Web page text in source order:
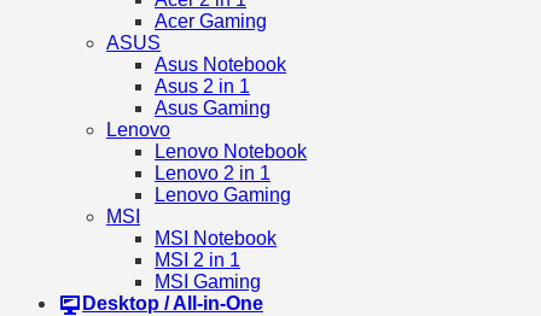
Acer Gaming
ASUS
Asus Notebook
Asus 2 in 1
Asus Gaming
Lenovo
Lenovo Notebook
Lenovo 2 in 1
Lenovo Gaming
MSI
MSI Notebook
MSI 2 in 1
MSI Gaming
Desktop / All-in-One